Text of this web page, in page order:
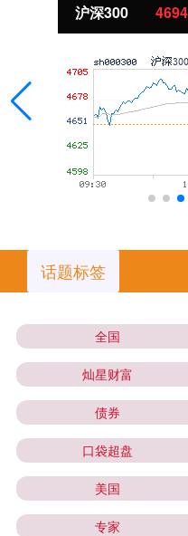
沪深300
话题标签
全国
灿星财富
债券
口袋超盘
美国
专家